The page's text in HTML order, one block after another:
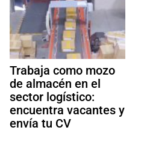
Trabaja como mozo
de almacén en el
sector logístico:
encuentra vacantes y
envía tu CV